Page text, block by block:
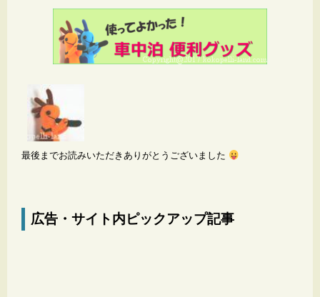
最後までお読みいただきありがとうございました
広告・サイト内ピックアップ記事